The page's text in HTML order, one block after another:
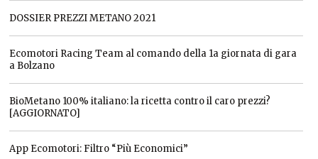
DOSSIER PREZZI METANO 2021
Ecomotori Racing Team al comando della 1a giornata di gara
a Bolzano
BioMetano 100% italiano: la ricetta contro il caro prezzi?
[AGGIORNATO]
App Ecomotori: Filtro “Più Economici”